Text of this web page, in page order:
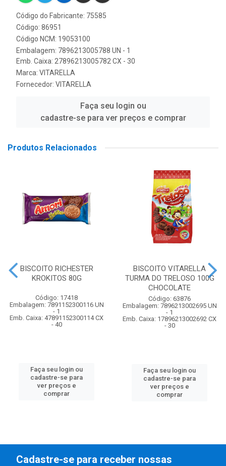
Código do Fabricante: 75585
Código: 86951
Código NCM: 19053100
Embalagem: 7896213005788 UN - 1
Emb. Caixa: 27896213005782 CX - 30
Marca: VITARELLA
Fornecedor: VITARELLA
Faça seu login ou
cadastre-se para ver preços e comprar
Produtos Relacionados
BISCOITO RICHESTER
KROKITOS 80G
Código: 17418
Embalagem: 7891152300116 UN
- 1
Emb. Caixa: 47891152300114 CX
- 40
Faça seu login ou
cadastre-se para
ver preços e
comprar
BISCOITO VITARELLA
TURMA DO TRELOSO 100G
CHOCOLATE
Código: 63876
Embalagem: 7896213002695 UN
- 1
Emb. Caixa: 17896213002692 CX
- 30
Faça seu login ou
cadastre-se para
ver preços e
comprar
Cadastre-se para receber nossas